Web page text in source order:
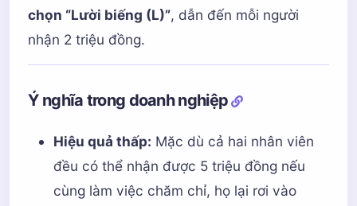
chọn “Lười biếng (L)”, dẫn đến mỗi người
nhận 2 triệu đồng.
Ý nghĩa trong doanh nghiệp
Hiệu quả thấp: Mặc dù cả hai nhân viên
đều có thể nhận được 5 triệu đồng nếu
cùng làm việc chăm chỉ, họ lại rơi vào